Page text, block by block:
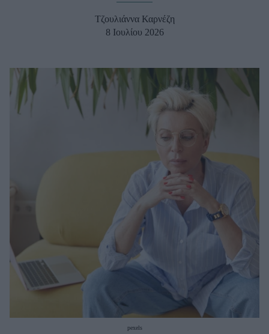
Beauty - Ομορφιά
Μαλλιά - Νύχια
Μακιγιάζ
Beauty News
Woman Power
Parenting
Working Girl
Real Women
Πρόσωπα
Τζουλιάννα Καρνέζη
8 Ιουλίου 2026
pexels